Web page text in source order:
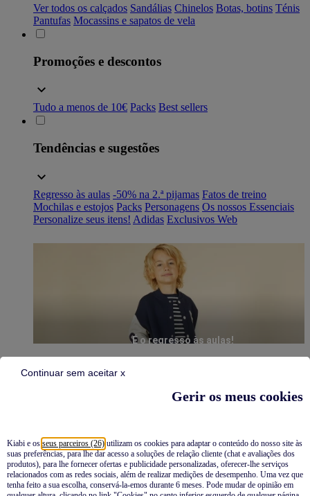
Gerir os meus cookies
Kiabi e os seus parceiros (26) utilizam os cookies para adaptar o conteúdo do nosso site às
suas preferências, para lhe dar acesso a soluções de relação cliente (chat e avaliações dos
produtos), para lhe fornecer ofertas e publicidade personalizadas, oferecer-lhe serviços
relacionados com as redes sociais, além de realizar medições de desempenho. Uma vez que
tenha feito a sua escolha, conservá-la-emos durante 6 meses. Pode mudar de opinião em
Continuar sem aceitar x
Ver todos os calçados Sandálias Chinelos Botas, botins Ténis
Pantufas Mocassins e sapatos de vela
Promoções e descontos
Tudo a menos de 10€ Packs Best sellers
Tendências e sugestões
Regresso às aulas -50% na 2.ª pijamas Fatos de treino
Mochilas e estojos Packs Personagens Os nossos Essenciais
Personalize seus itens! Adidas Exclusivos Web
É o regresso às aulas!
Pijamas
Novidades